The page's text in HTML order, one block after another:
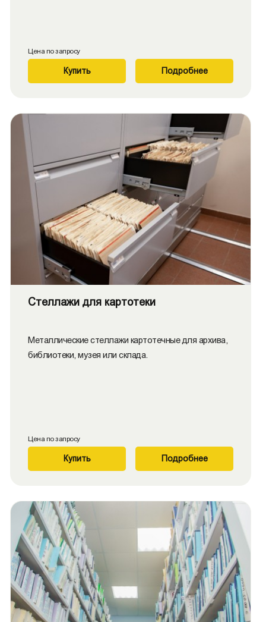
Цена по запросу
Купить Подробнее
Стеллажи для картотеки
Металлические стеллажи картотечные для архива,
библиотеки, музея или склада.
Цена по запросу
Купить Подробнее